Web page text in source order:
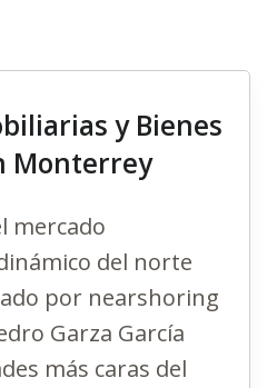
y Bienes
Monterrey
mercado
del norte
por nearshoring
Garza García
más caras del